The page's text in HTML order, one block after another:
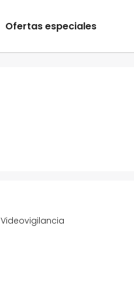
Ofertas especiales
Videovigilancia